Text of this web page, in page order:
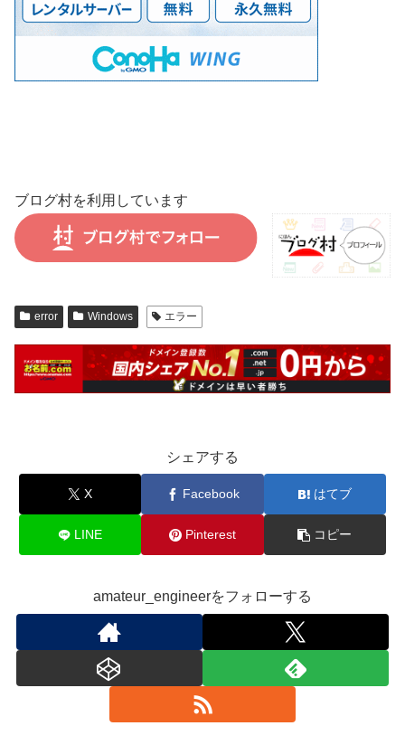
ブログ村を利用しています
error Windows エラー
シェアする
X Facebook はてブ
LINE Pinterest コピー
amateur_engineerをフォローする